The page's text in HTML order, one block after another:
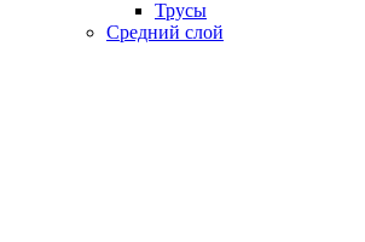
Трусы
Средний слой